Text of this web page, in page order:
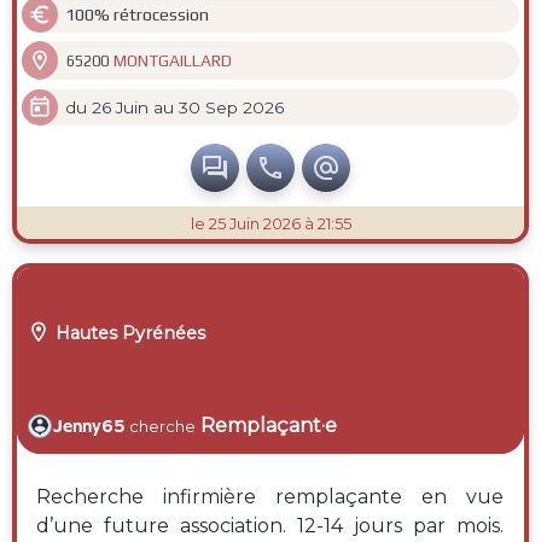
 100% rétrocession
 65200 MONTGAILLARD
 du 26 Juin au 30 Sep 2026
  
le 25 Juin 2026 à 21:55
 Hautes Pyrénées
Jenny65 cherche Remplaçant·e
Recherche infirmière remplaçante en vue
d’une future association. 12-14 jours par mois.